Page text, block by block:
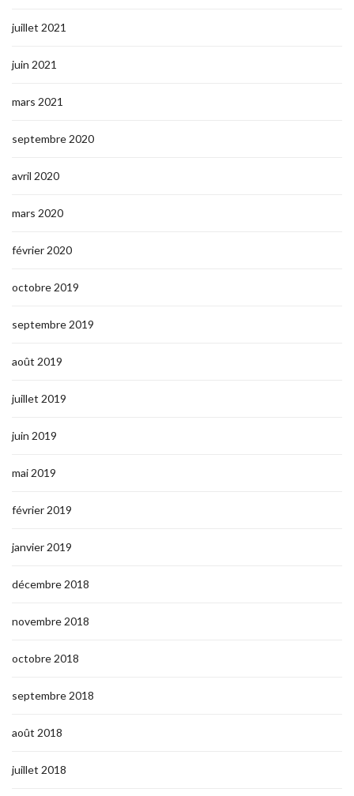
juillet 2021
juin 2021
mars 2021
septembre 2020
avril 2020
mars 2020
février 2020
octobre 2019
septembre 2019
août 2019
juillet 2019
juin 2019
mai 2019
février 2019
janvier 2019
décembre 2018
novembre 2018
octobre 2018
septembre 2018
août 2018
juillet 2018